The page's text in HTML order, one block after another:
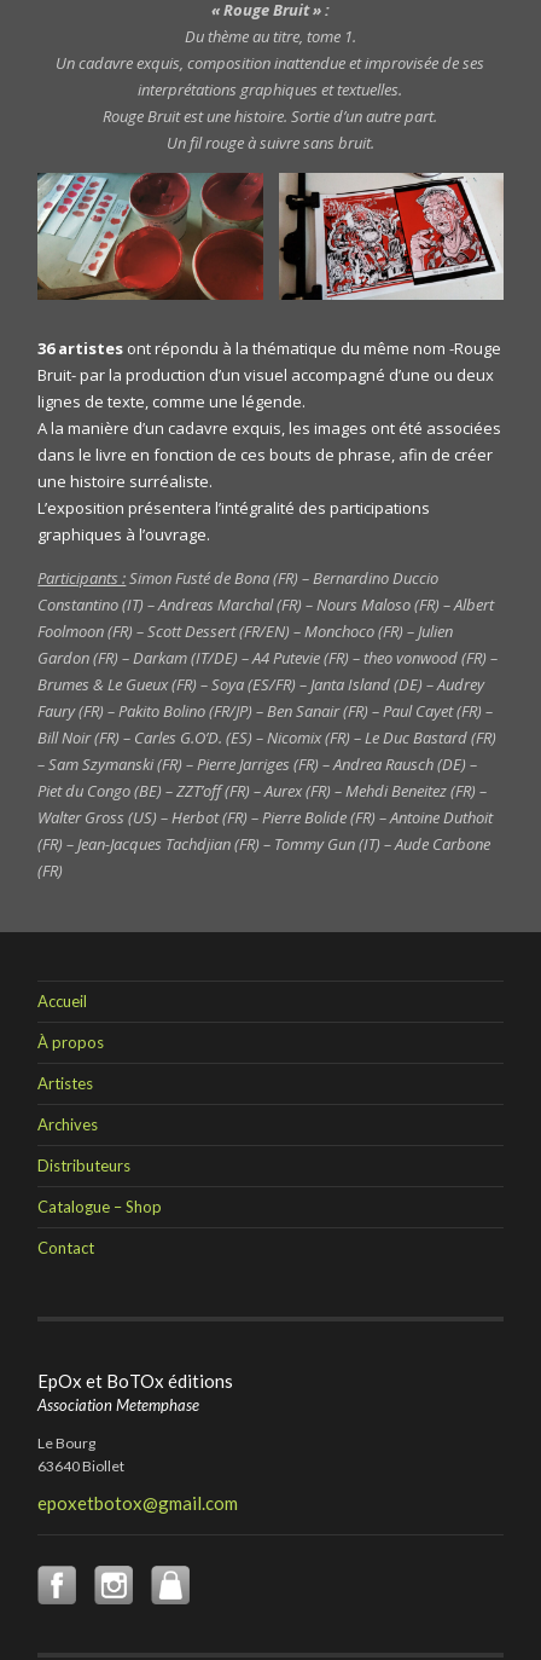
« Rouge Bruit » :
Du thème au titre, tome 1.
Un cadavre exquis, composition inattendue et improvisée de ses
interprétations graphiques et textuelles.
Rouge Bruit est une histoire. Sortie d’un autre part.
Un fil rouge à suivre sans bruit.
36 artistes ont répondu à la thématique du même nom -Rouge
Bruit- par la production d’un visuel accompagné d’une ou deux
lignes de texte, comme une légende.
A la manière d’un cadavre exquis, les images ont été associées
dans le livre en fonction de ces bouts de phrase, afin de créer
une histoire surréaliste.
L’exposition présentera l’intégralité des participations
graphiques à l’ouvrage.
Participants :Simon Fusté de Bona (FR) – Bernardino Duccio
Constantino (IT) – Andreas Marchal (FR) – Nours Maloso (FR) – Albert
Foolmoon (FR) – Scott Dessert (FR/EN) – Monchoco (FR) – Julien
Gardon (FR) – Darkam (IT/DE) – A4 Putevie (FR) – theo vonwood (FR) –
Brumes & Le Gueux (FR) – Soya (ES/FR) – Janta Island (DE) – Audrey
Faury (FR) – Pakito Bolino (FR/JP) – Ben Sanair (FR) – Paul Cayet (FR) –
Bill Noir (FR) – Carles G.O’D. (ES) – Nicomix (FR) – Le Duc Bastard (FR)
– Sam Szymanski (FR) – Pierre Jarriges (FR) – Andrea Rausch (DE) –
Piet du Congo (BE) – ZZT’off (FR) – Aurex (FR) – Mehdi Beneitez (FR) –
Walter Gross (US) – Herbot (FR) – Pierre Bolide (FR) – Antoine Duthoit
(FR) – Jean-Jacques Tachdjian (FR) – Tommy Gun (IT) – Aude Carbone
(FR)
Accueil
À propos
Artistes
Archives
Distributeurs
Catalogue – Shop
Contact
EpOx et BoTOx éditions
Association Metemphase
Le Bourg
63640 Biollet
epoxetbotox@gmail.com